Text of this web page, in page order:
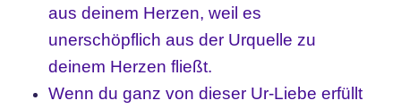
aus deinem Herzen, weil es
unerschöpflich aus der Urquelle zu
deinem Herzen fließt.
Wenn du ganz von dieser Ur-Liebe erfüllt